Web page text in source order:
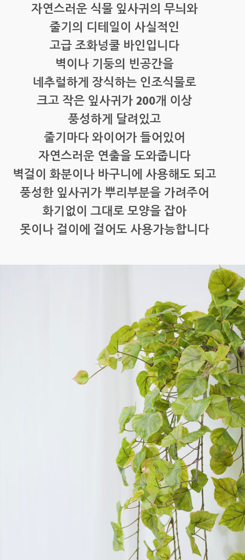
자연스러운 식물 잎사귀의 무늬와
줄기의 디테일이 사실적인
고급 조화넝쿨 바인입니다
벽이나 기둥의 빈공간을
네추럴하게 장식하는 인조식물로
크고 작은 잎사귀가 200개 이상
풍성하게 달려있고
줄기마다 와이어가 들어있어
자연스러운 연출을 도와줍니다
벽걸이 화분이나 바구니에 사용해도 되고
풍성한 잎사귀가 뿌리부분을 가려주어
화기없이 그대로 모양을 잡아
못이나 걸이에 걸어도 사용가능합니다